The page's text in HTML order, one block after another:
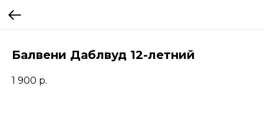
Балвени Даблвуд 12-летний
1 900 р.